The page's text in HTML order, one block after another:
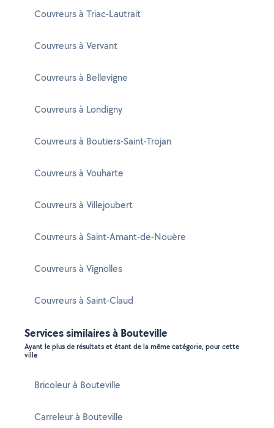
Couvreurs à Triac-Lautrait
Couvreurs à Vervant
Couvreurs à Bellevigne
Couvreurs à Londigny
Couvreurs à Boutiers-Saint-Trojan
Couvreurs à Vouharte
Couvreurs à Villejoubert
Couvreurs à Saint-Amant-de-Nouère
Couvreurs à Vignolles
Couvreurs à Saint-Claud
Services similaires à Bouteville
Ayant le plus de résultats et étant de la même catégorie, pour cette
ville
Bricoleur à Bouteville
Carreleur à Bouteville